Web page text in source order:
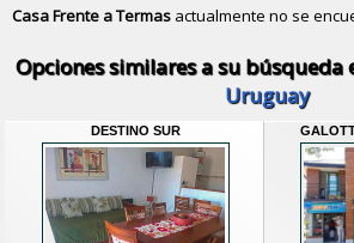
Casa Frente a Termas actualmente no se
Opciones similares a su búsqueda
Uruguay
DESTINO SUR